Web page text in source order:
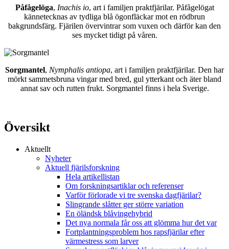
Påfågelöga, Inachis io, art i familjen praktfjärilar. Påfågelögat
kännetecknas av tydliga blå ögonfläckar mot en rödbrun
bakgrundsfärg. Fjärilen övervintrar som vuxen och därför kan den
ses mycket tidigt på våren.
Sorgmantel, Nymphalis antiopa, art i familjen praktfjärilar. Den har
mörkt sammetsbruna vingar med bred, gul ytterkant och äter bland
annat sav och rutten frukt. Sorgmantel finns i hela Sverige.
Översikt
Aktuellt
Nyheter
Aktuell fjärilsforskning
Hela artikellistan
Om forskningsartiklar och referenser
Varför förlorade vi tre svenska dagfjärilar?
Slingrande slåtter ger större variation
En öländsk blåvingehybrid
Det nya normala får oss att glömma hur det var
Fortplantningsproblem hos rapsfjärilar efter
värmestress som larver